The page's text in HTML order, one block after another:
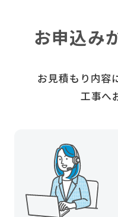
お申込み
お見積もり内容
工事へ